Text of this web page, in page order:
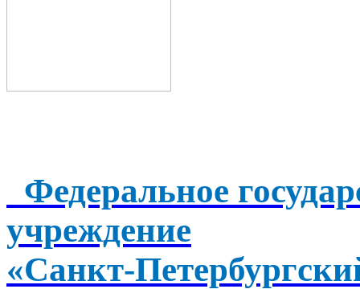
Федеральное
учреждение
«Санкт-